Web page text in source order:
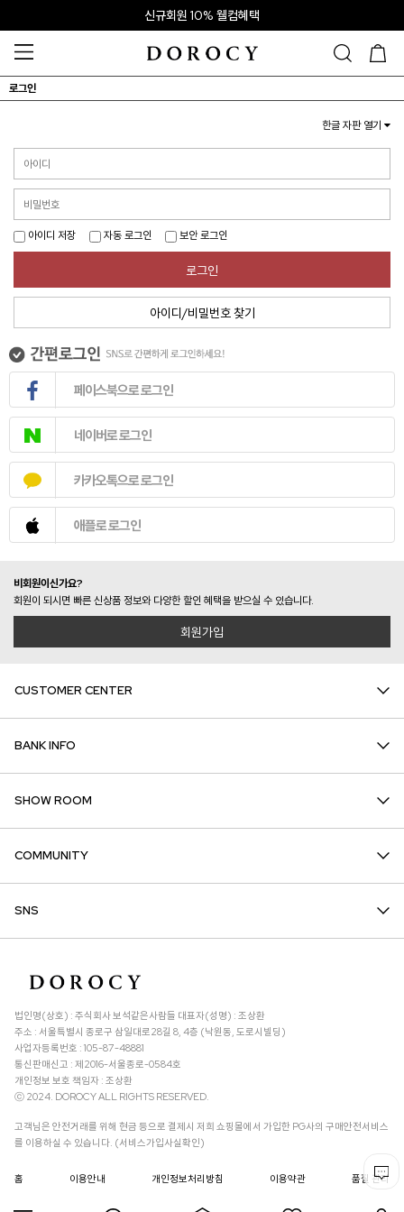
신규회원 10% 웰컴혜택
로그인
한글 자판 열기
아이디 저장 자동 로그인 보안 로그인
로그인
아이디/비밀번호 찾기
페이스북으로 로그인
네이버로 로그인
카카오톡으로 로그인
애플로 로그인
비회원이신가요?
회원이 되시면 빠른 신상품 정보와 다양한 할인 혜택을 받으실 수 있습니다.
회원가입
CUSTOMER CENTER
BANK INFO
SHOW ROOM
COMMUNITY
SNS
법인명(상호) : 주식회사 보석같은사람들 대표자(성명) : 조상환
주소 : 서울특별시 종로구 삼일대로28길 8, 4층 (낙원동, 도로시빌딩)
사업자등록번호 : 105-87-48881
통신판매신고 : 제2016-서울종로-0584호
개인정보 보호 책임자 : 조상환
ⓒ 2024. DOROCY ALL RIGHTS RESERVED.
고객님은 안전거래를 위해 현금 등으로 결제시 저희 쇼핑몰에서 가입한 PG사의 구매안전서비스
를 이용하실 수 있습니다. (서비스가입사실확인)
홈 이용안내 개인정보처리방침 이용약관 품질 관리